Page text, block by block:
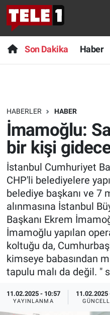
Son Dakika Haber
HABERLER HABER
İmamoğlu:
bir kişi
İstanbul Cumhuriyet
CHP'li belediyelere
belediye başkanı ve 7
alınmasına İstanbul
Başkanı Ekrem
İmamoğlu yapılan
koltuğu da,
kimseye babasından
tapulu malı da değil. "
11.02.2025 - 10:57
YAYINLANMA
11.02.2025
Anında Manşet
Başka Sohbetler
Bilim turu
Bilim ve Teknoloji
Doğa Konuşuyor
Dünya
Ege Saati
Ege'den Esintiler
Eğitim
Eğlence
Son Dakika
Haber
Dünya
Teknoloji
Sağlık
Spor
Yayın Akışı
İletişim
Nöbetçi Eczaneler
Hava Durumu
Trafik Durumu
Süper Lig Puan
Tüm Manşetler
Son Dakika Haberleri
Haber Arşivi